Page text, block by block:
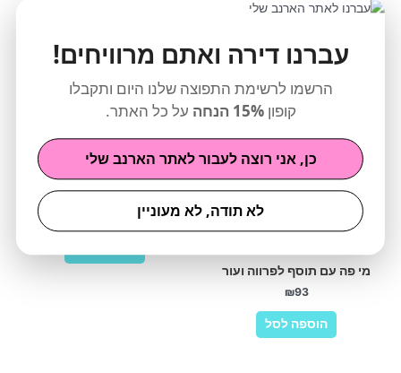
עברנו דירה ואתם מרוויחים!
הרשמו לרשימת התפוצה שלנו היום ותקבלו
קופון15% הנחה על כל האתר.
כן, אני רוצה לעבור לאתר הארנב שלי
לא תודה, לא מעוניין
מי פה עם תוסף לפרווה ועור
₪93
הוספה לסל
משחת שיינים אנזימטית לכלב
בטעם עוף חסכונית 175 גרם